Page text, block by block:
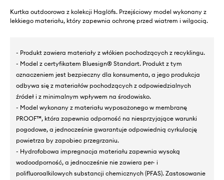
Kurtka outdoorowa z kolekcji Haglöfs. Przejściowy model wykonany z
lekkiego materiału, który zapewnia ochronę przed wiatrem i wilgocią.
- Produkt zawiera materiały z włókien pochodzących z recyklingu.
- Model z certyfikatem Bluesign® Standart. Produkt z tym
oznaczeniem jest bezpieczny dla konsumenta, a jego produkcja
odbywa się z materiałów pochodzących z odpowiedzialnych
źródeł i z minimalnym wpływem na środowisko.
- Model wykonany z materiału wyposażonego w membranę
PROOF™, która zapewnia odporność na niesprzyjające warunki
pogodowe, a jednocześnie gwarantuje odpowiednią cyrkulację
powietrza by zapobiec przegrzaniu.
- Hydrofobowa impregnacja materiału zapewnia wysoką
wodoodporność, a jednocześnie nie zawiera per- i
polifluoroalkilowych substancji chemicznych (PFAS). Zastosowanie